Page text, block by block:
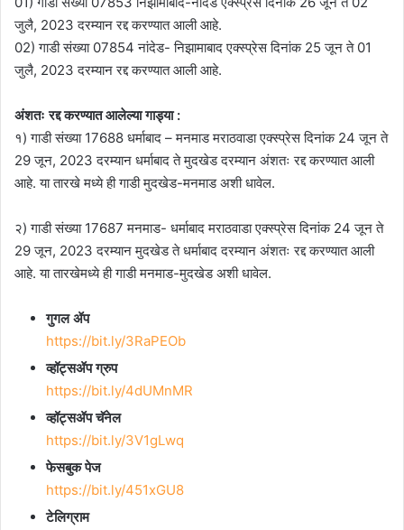
जुलै, 2023 दरम्यान रद्द करण्यात आली आहे.
02) गाडी संख्या 07854 नांदेड- निझामाबाद एक्स्प्रेस दिनांक 25 जून ते 01
जुलै, 2023 दरम्यान रद्द करण्यात आली आहे.
अंशतः रद्द करण्यात आलेल्या गाड्या :
१) गाडी संख्या 17688 धर्माबाद – मनमाड मराठवाडा एक्स्प्रेस दिनांक 24 जून ते
29 जून, 2023 दरम्यान धर्माबाद ते मुदखेड दरम्यान अंशतः रद्द करण्यात आली
आहे. या तारखे मध्ये ही गाडी मुदखेड-मनमाड अशी धावेल.
२) गाडी संख्या 17687 मनमाड- धर्माबाद मराठवाडा एक्स्प्रेस दिनांक 24 जून ते
29 जून, 2023 दरम्यान मुदखेड ते धर्माबाद दरम्यान अंशतः रद्द करण्यात आली
आहे. या तारखेमध्ये ही गाडी मनमाड-मुदखेड अशी धावेल.
गुगल ॲप
https://bit.ly/3RaPEOb
व्हॉट्सॲप ग्रुप
https://bit.ly/4dUMnMR
व्हॉट्सॲप चॅनेल
https://bit.ly/3V1gLwq
फेसबुक पेज
https://bit.ly/451xGU8
टेलिग्राम